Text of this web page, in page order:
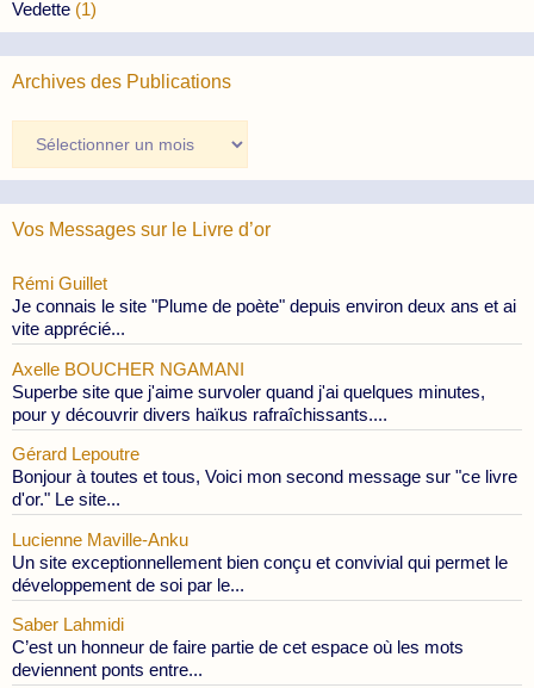
Vedette (1)
Archives des Publications
des
Publications
Vos Messages sur le Livre d’or
Rémi Guillet
Je connais le site "Plume de poète" depuis environ deux ans et ai
vite apprécié...
Axelle BOUCHER NGAMANI
Superbe site que j'aime survoler quand j'ai quelques minutes,
pour y découvrir divers haïkus rafraîchissants....
Gérard Lepoutre
Bonjour à toutes et tous, Voici mon second message sur "ce livre
d'or." Le site...
Lucienne Maville-Anku
Un site exceptionnellement bien conçu et convivial qui permet le
développement de soi par le...
Saber Lahmidi
C’est un honneur de faire partie de cet espace où les mots
deviennent ponts entre...